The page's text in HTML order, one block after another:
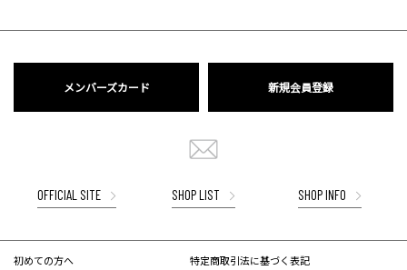
メンバーズカード 新規会員登録
OFFICIAL SITE SHOP LIST SHOP INFO
初めての方へ 特定商取引法に基づく表記